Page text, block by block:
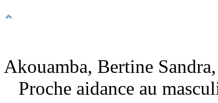
Akouamba, Bertine
Proche aidance au